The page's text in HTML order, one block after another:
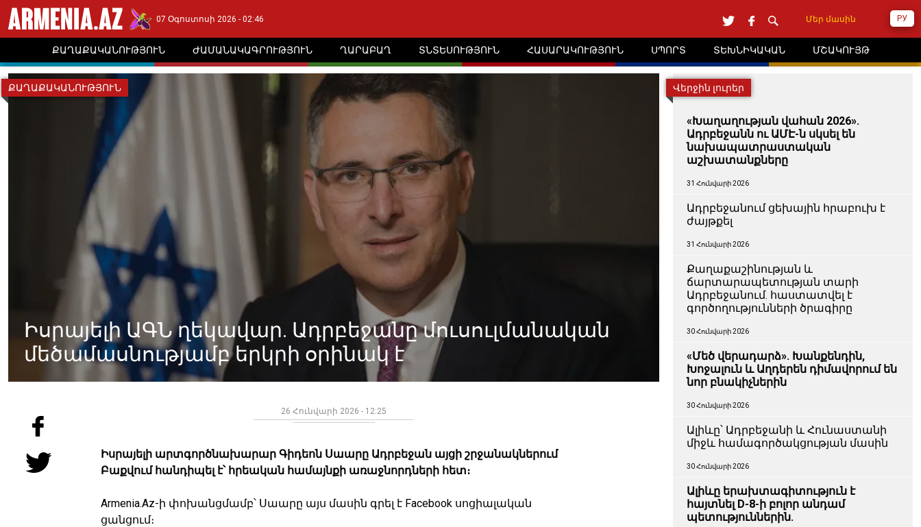
07 Օգոստոսի 2026 - 02:46 РУ
Մեր մասին
ՔԱՂԱՔԱԿԱՆՈՒԹՅՈՒՆ ԺԱՄԱՆԱԿԱԳՐՈՒԹՅՈՒՆ ՂԱՐԱԲԱՂ ՏՆՏԵՍՈՒԹՅՈՒՆ ՀԱՍԱՐԱԿՈՒԹՅՈՒՆ ՍՊՈՐՏ ՏԵԽՆԻԿԱԿԱՆ ՄՇԱԿՈՒՅԹ
Իսրայելի ԱԳՆ ղեկավար. Ադրբեջանը մուսուլմանական
մեծամասնությամբ երկրի օրինակ է
ՔԱՂԱՔԱԿԱՆՈՒԹՅՈՒՆ
26 Հունվարի 2026 - 12:25
Իսրայելի արտգործնախարար Գիդեոն Սաարը Ադրբեջան այցի շրջանակներում
Բաքվում հանդիպել է՝ հրեական համայնքի առաջնորդների հետ։
Armenia.Az-ի փոխանցմամբ՝ Սաարը այս մասին գրել է Facebook սոցիալական
ցանցում։
Վերջին լուրեր
«Խաղաղության վահան 2026».
Ադրբեջանն ու ԱՄԷ-ն սկսել են
նախապատրաստական ​​
աշխատանքները
31 Հունվարի 2026
Ադրբեջանում ցեխային հրաբուխ է
ժայթքել
31 Հունվարի 2026
Քաղաքաշինության և
ճարտարապետության տարի
Ադրբեջանում. հաստատվել է
գործողությունների ծրագիրը
30 Հունվարի 2026
«Մեծ վերադարձ». Խանքենդին,
Խոջալուն և Աղդերեն դիմավորում են
նոր բնակիչներին
30 Հունվարի 2026
Ալիևը՝ Ադրբեջանի և Հունաստանի
միջև համագործակցության մասին
30 Հունվարի 2026
Ալիևը երախտագիտություն է
հայտնել D-8-ի բոլոր անդամ
պետություններին.